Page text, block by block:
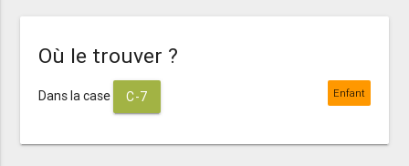
Où le trouver ?
Dans la case C-7 Enfant